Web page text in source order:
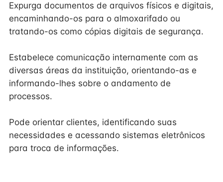
Expurga documentos de arquivos físicos e digitais,
encaminhando-os para o almoxarifado ou
tratando-os como cópias digitais de segurança.
Estabelece comunicação internamente com as
diversas áreas da instituição, orientando-as e
informando-lhes sobre o andamento de
processos.
Pode orientar clientes, identificando suas
necessidades e acessando sistemas eletrônicos
para troca de informações.